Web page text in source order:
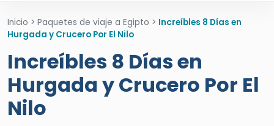
Increíbles 8 Días en
Hurgada y Crucero Por El
Nilo